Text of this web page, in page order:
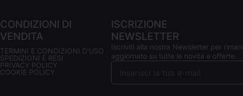
CONDIZIONI DI
VENDITA
TERMINI E CONDIZIONI D'USO
SPEDIZIONI E RESI
PRIVACY POLICY
COOKIE POLICY
ISCRIZIONE
NEWSLETTER
Iscriviti alla nostra Newsletter per
aggiornato su tutte le novità e offerte.